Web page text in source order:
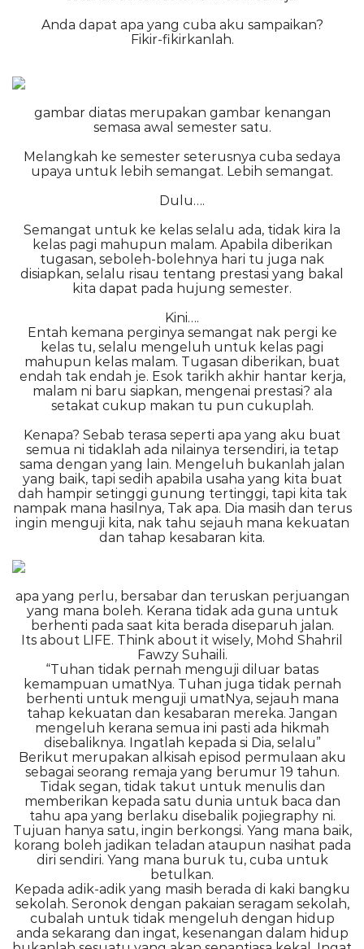
Anda dapat apa yang cuba aku sampaikan?
Fikir-fikirkanlah.
gambar diatas merupakan gambar kenangan
semasa awal semester satu.
Melangkah ke semester seterusnya cuba sedaya
upaya untuk lebih semangat. Lebih semangat.
Dulu….
Semangat untuk ke kelas selalu ada, tidak kira la
kelas pagi mahupun malam. Apabila diberikan
tugasan, seboleh-bolehnya hari tu juga nak
disiapkan, selalu risau tentang prestasi yang bakal
kita dapat pada hujung semester.
Kini….
Entah kemana perginya semangat nak pergi ke
kelas tu, selalu mengeluh untuk kelas pagi
mahupun kelas malam. Tugasan diberikan, buat
endah tak endah je. Esok tarikh akhir hantar kerja,
malam ni baru siapkan, mengenai prestasi? ala
setakat cukup makan tu pun cukuplah.
Kenapa? Sebab terasa seperti apa yang aku buat
semua ni tidaklah ada nilainya tersendiri, ia tetap
sama dengan yang lain. Mengeluh bukanlah jalan
yang baik, tapi sedih apabila usaha yang kita buat
dah hampir setinggi gunung tertinggi, tapi kita tak
nampak mana hasilnya, Tak apa. Dia masih dan terus
ingin menguji kita, nak tahu sejauh mana kekuatan
dan tahap kesabaran kita.
apa yang perlu, bersabar dan teruskan perjuangan
yang mana boleh. Kerana tidak ada guna untuk
berhenti pada saat kita berada diseparuh jalan.
Its about LIFE. Think about it wisely, Mohd Shahril
Fawzy Suhaili.
“Tuhan tidak pernah menguji diluar batas
kemampuan umatNya. Tuhan juga tidak pernah
berhenti untuk menguji umatNya, sejauh mana
tahap kekuatan dan kesabaran mereka. Jangan
mengeluh kerana semua ini pasti ada hikmah
disebaliknya. Ingatlah kepada si Dia, selalu”
Berikut merupakan alkisah episod permulaan aku
sebagai seorang remaja yang berumur 19 tahun.
Tidak segan, tidak takut untuk menulis dan
memberikan kepada satu dunia untuk baca dan
tahu apa yang berlaku disebalik pojiegraphy ni.
Tujuan hanya satu, ingin berkongsi. Yang mana baik,
korang boleh jadikan teladan ataupun nasihat pada
diri sendiri. Yang mana buruk tu, cuba untuk
betulkan.
Kepada adik-adik yang masih berada di kaki bangku
sekolah. Seronok dengan pakaian seragam sekolah,
cubalah untuk tidak mengeluh dengan hidup
anda sekarang dan ingat, kesenangan dalam hidup